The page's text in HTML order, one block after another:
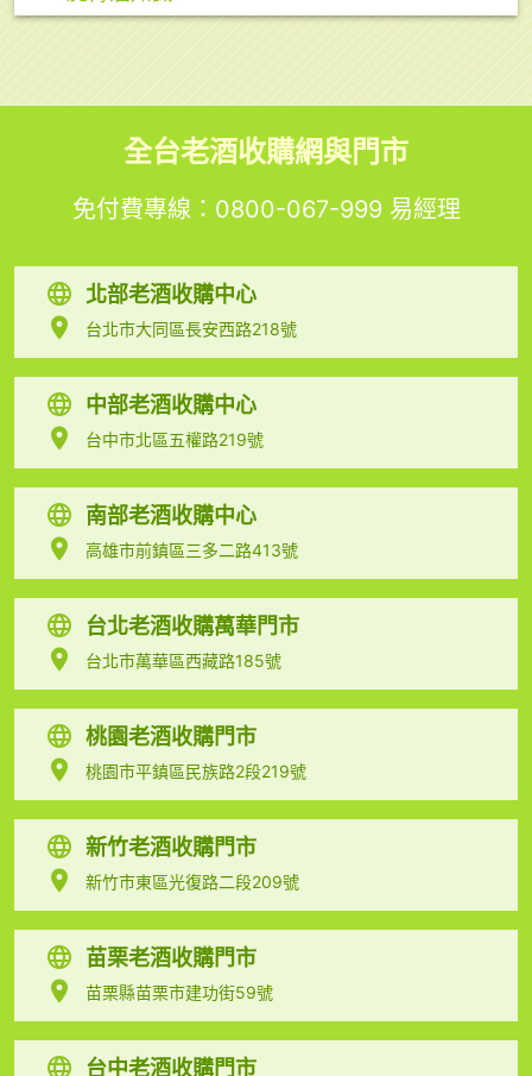
全台老酒收購網與門市
免付費專線： 0800-067-999易經理
北部老酒收購中心
台北市大同區長安西路218號
中部老酒收購中心
台中市北區五權路219號
南部老酒收購中心
高雄市前鎮區三多二路413號
台北老酒收購萬華門市
台北市萬華區西藏路185號
桃園老酒收購門市
桃園市平鎮區民族路2段219號
新竹老酒收購門市
新竹市東區光復路二段209號
苗栗老酒收購門市
苗栗縣苗栗市建功街59號
台中老酒收購門市